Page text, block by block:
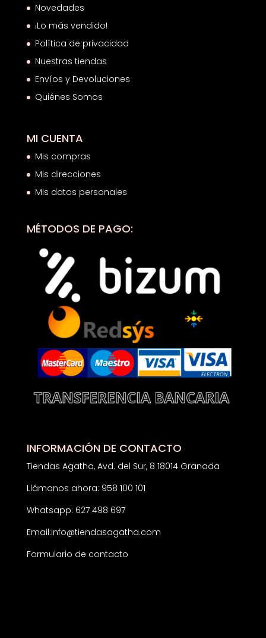
Novedades
¡Lo más vendido!
Política de privacidad
Nuestras tiendas
Envíos y Devoluciones
Quiénes Somos
MI CUENTA
Mis compras
Mis direcciones
Mis datos personales
MÉTODOS DE PAGO:
INFORMACIÓN DE CONTACTO
Tiendas Agatha, Avd. del Sur, 8 18014 Granada
Llámanos ahora: 958 100 101
Whatsapp: 627 498 697
Email:info@tiendasagatha.com
Formulario de contacto